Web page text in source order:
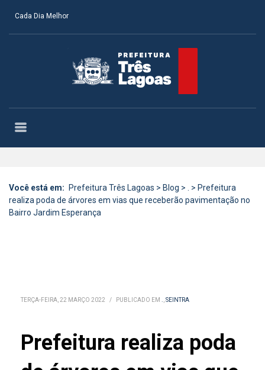
Cada Dia Melhor
Você está em: Prefeitura Três Lagoas > Blog > . > Prefeitura
realiza poda de árvores em vias que receberão pavimentação no
Bairro Jardim Esperança
TERÇA-FEIRA, 22 MARÇO 2022 / PUBLICADO EM .,SEINTRA
Prefeitura realiza poda